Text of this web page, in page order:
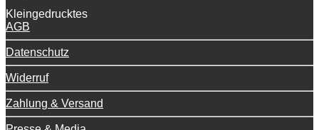
Kleingedrucktes
AGB
Datenschutz
Widerruf
Zahlung & Versand